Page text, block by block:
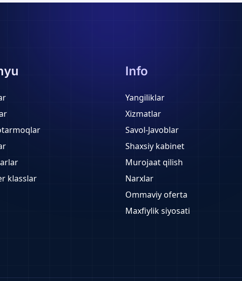
klasslar
Info
Yangiliklar
Xizmatlar
Savol-Javoblar
Shaxsiy kabinet
Murojaat qilish
Narxlar
Ommaviy oferta
Maxfiylik siyosati